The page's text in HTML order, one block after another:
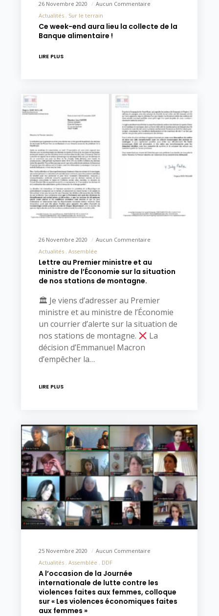
26 Novembre 2020
Aucun Commentaire
Actualités
Sur le terrain
Ce week-end aura lieu la collecte de la
Banque alimentaire !
LIRE PLUS
26 Novembre 2020
Aucun Commentaire
Actualités
Assemblée
Lettre au Premier ministre et au
ministre de l’Économie sur la situation
de nos stations de montagne.
🏛 Je viens d’adresser au Premier
ministre et au ministre de l’Économie
un courrier d’alerte sur la situation de
nos stations de montagne.
La
décision d’Emmanuel Macron
d’empêcher la…
LIRE PLUS
25 Novembre 2020
Aucun Commentaire
Actualités
Assemblée DDF
A l’occasion de la Journée
internationale de lutte contre les
violences faites aux femmes, colloque
sur « Les violences économiques faites
aux femmes »